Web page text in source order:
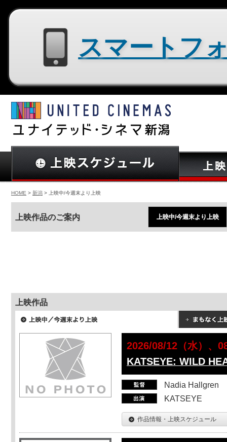
HOME > 新潟 > 上映中/今週末より上映
上映作品のご案内 上映中/今週末より上映
上映作品
2026/08/12（水）、
KATSEYE: WILD
Nadia Hallgren
KATSEYE
作品情報・上映スケジュール